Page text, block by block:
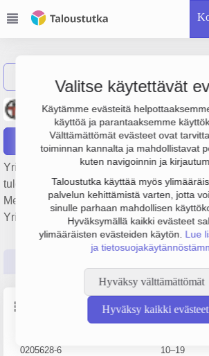
Valitse käytettävät
Käytämme evästeitä
käyttöä ja parantaaksemme
Välttämättömät evästeet ovat
toiminnan kannalta ja mahdollistavat
kuten navigoinnin ja
Taloustutka käyttää myös
palvelun kehittämistä varten, jotta
sinulle parhaan mahdollisen
Hyväksymällä kaikki evästeet
ylimääräisten evästeiden käytön. Lue
ja
Hyväksy välttämättömät
Hyväksy kaikki evästeet
Metallipalvelu
Raportit
Yrityksen Metallipalvelu Turppa Oy
tulos 94 000 € ja henkilöstömäärä 10.
Metallien työstö, perustamisvuosi 1978 ja
Yrityksen yhtiömuoto Osakeyhtiö (OY).
0205628-6 10–19